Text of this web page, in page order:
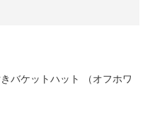
バケットハット （オフホワ